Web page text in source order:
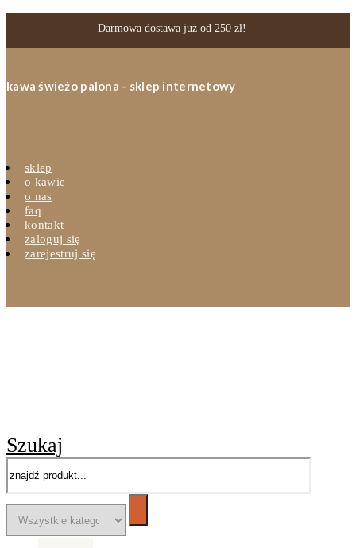
Darmowa dostawa już od 250 zł!
kawa świeżo palona - sklep internetowy
sklep
o kawie
o nas
faq
kontakt
zaloguj się
zarejestruj się
Szukaj